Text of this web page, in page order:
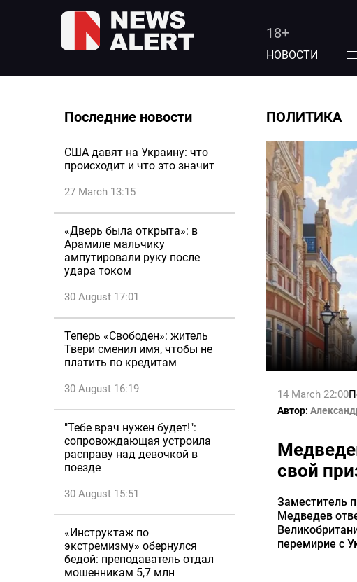
18+
НОВОСТИ
Последние новости
США давят на Украину: что
происходит и что это значит
27 March 13:15
«Дверь была открыта»: в
Арамиле мальчику
ампутировали руку после
удара током
30 August 17:01
Теперь «Свободен»: житель
Твери сменил имя, чтобы не
платить по кредитам
30 August 16:19
"Тебе врач нужен будет!":
сопровождающая устроила
расправу над девочкой в
поезде
30 August 15:51
«Инструктаж по
экстремизму» обернулся
бедой: преподаватель отдал
мошенникам 5,7 млн
ПОЛИТИКА
14 March 22:00
Автор:
свой
Заместитель
Медведев
перемирие с